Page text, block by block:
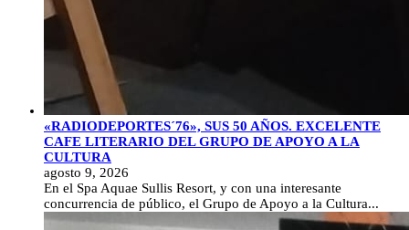
«RADIODEPORTES´76», SUS 50 AÑOS. EXCELENTE
CAFE LITERARIO DEL GRUPO DE APOYO A LA
CULTURA
agosto 9, 2026
En el Spa Aquae Sullis Resort, y con una interesante
concurrencia de público, el Grupo de Apoyo a la Cultura...